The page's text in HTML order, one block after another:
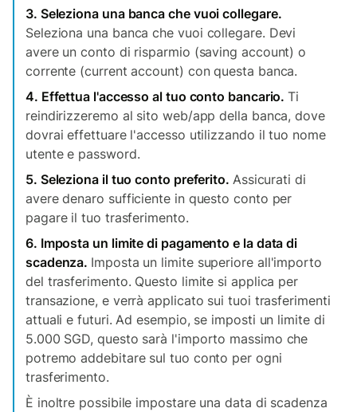
3. Seleziona una banca che vuoi collegare.
Seleziona una banca che vuoi collegare. Devi
avere un conto di risparmio (saving account) o
corrente (current account) con questa banca.
4. Effettua l'accesso al tuo conto bancario.Ti
reindirizzeremo al sito web/app della banca, dove
dovrai effettuare l'accesso utilizzando il tuo nome
utente e password.
5. Seleziona il tuo conto preferito. Assicurati di
avere denaro sufficiente in questo conto per
pagare il tuo trasferimento.
6. Imposta un limite di pagamento e la data di
scadenza. Imposta un limite superiore all'importo
del trasferimento. Questo limite si applica per
transazione, e verrà applicato sui tuoi trasferimenti
attuali e futuri. Ad esempio, se imposti un limite di
5.000 SGD, questo sarà l'importo massimo che
potremo addebitare sul tuo conto per ogni
trasferimento.
È inoltre possibile impostare una data di scadenza